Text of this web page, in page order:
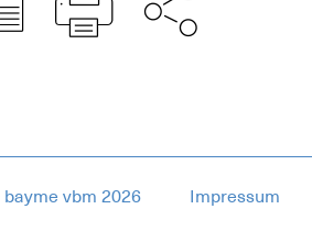
vbm 2026 Impressum